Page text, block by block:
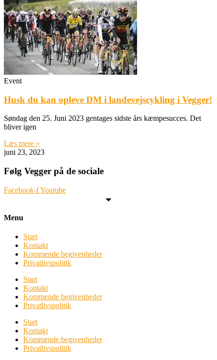
Event
Husk du kan opleve DM i landevejscykling i Vegger!
Søndag den 25. Juni 2023 gentages sidste års kæmpesucces. Det
bliver igen
Læs mere »
juni 23, 2023
Følg Vegger på de sociale
Facebook-fYoutube
Menu
Start
Kontakt
Kommende begivenheder
Privatlivspolitik
Start
Kontakt
Kommende begivenheder
Privatlivspolitik
Start
Kontakt
Kommende begivenheder
Privatlivspolitik